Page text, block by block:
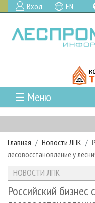
Вход EN
☰ Меню
ГЛАВНАЯ
РУБРИКИ И ТЕМЫ
РУБРИКИ ЖУРНАЛА
ЛЕСОЗАГОТОВКА
ЛЕСОПИЛЕНИЕ
НОВОСТИ
НОВОСТИ ЛПК
НОВОСТИ ЖУРНАЛА
ПРОЕКТЫ ЛПИ
АНАЛИТИКА
ПРЕДПРИЯТИЯ ЛПК
АРХИВ
Главная Новости ЛПК
лесовосстановление у
НОВОСТИ ЛПК
Российский бизнес